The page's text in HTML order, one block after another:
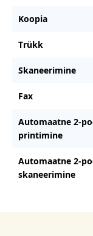
Koopia
Trükk
Skaneerimine
Fax
Automaatne 2-
printimine
Automaatne 2-
skaneerimine